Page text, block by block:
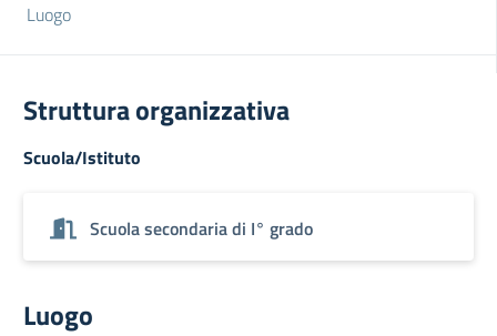
Luogo
Struttura organizzativa
Scuola/Istituto
Scuola secondaria di I° grado
Luogo